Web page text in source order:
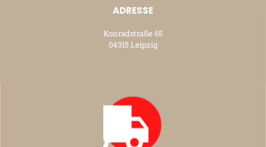
ADRESSE
Konradstraße 65
04315 Leipzig